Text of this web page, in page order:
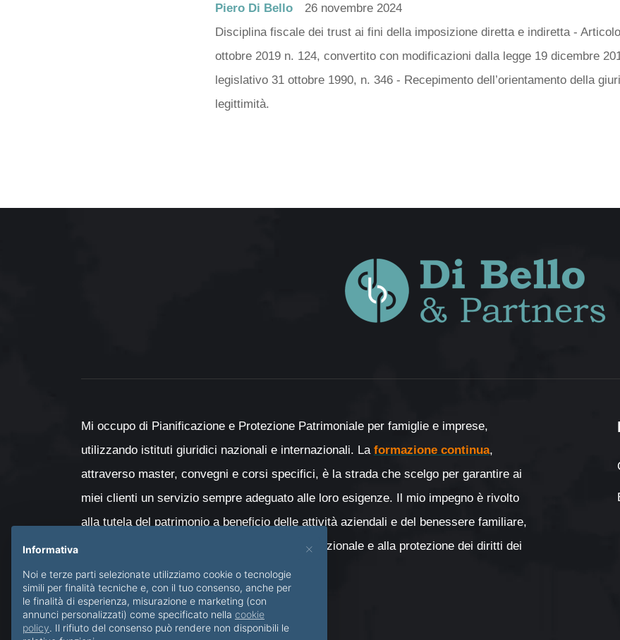
Piero Di Bello
26 novembre 2024
Disciplina fiscale dei trust ai fini della imposizione diretta e indiretta -
ottobre 2019 n. 124, convertito con modificazioni dalla legge 19 dicembre
legislativo 31 ottobre 1990, n. 346 - Recepimento dell’orientamento della
legittimità.
Mi occupo di Pianificazione e Protezione Patrimoniale per famiglie e imprese,
utilizzando istituti giuridici nazionali e internazionali. La formazione continua,
attraverso master, convegni e corsi specifici, è la strada che scelgo per garantire ai
miei clienti un servizio sempre adeguato alle loro esigenze. Il mio impegno è rivolto
alla tutela del patrimonio a beneficio delle attività aziendali e del benessere familiare,
con particolare attenzione al passaggio generazionale e alla protezione dei diritti dei
minori e delle persone diversamente abili.
×
Informativa
Noi e terze parti selezionate utilizziamo cookie o tecnologie
simili per finalità tecniche e, con il tuo consenso, anche per
le finalità di esperienza, misurazione e marketing (con
annunci personalizzati) come specificato nella cookie
policy. Il rifiuto del consenso può rendere non disponibili le